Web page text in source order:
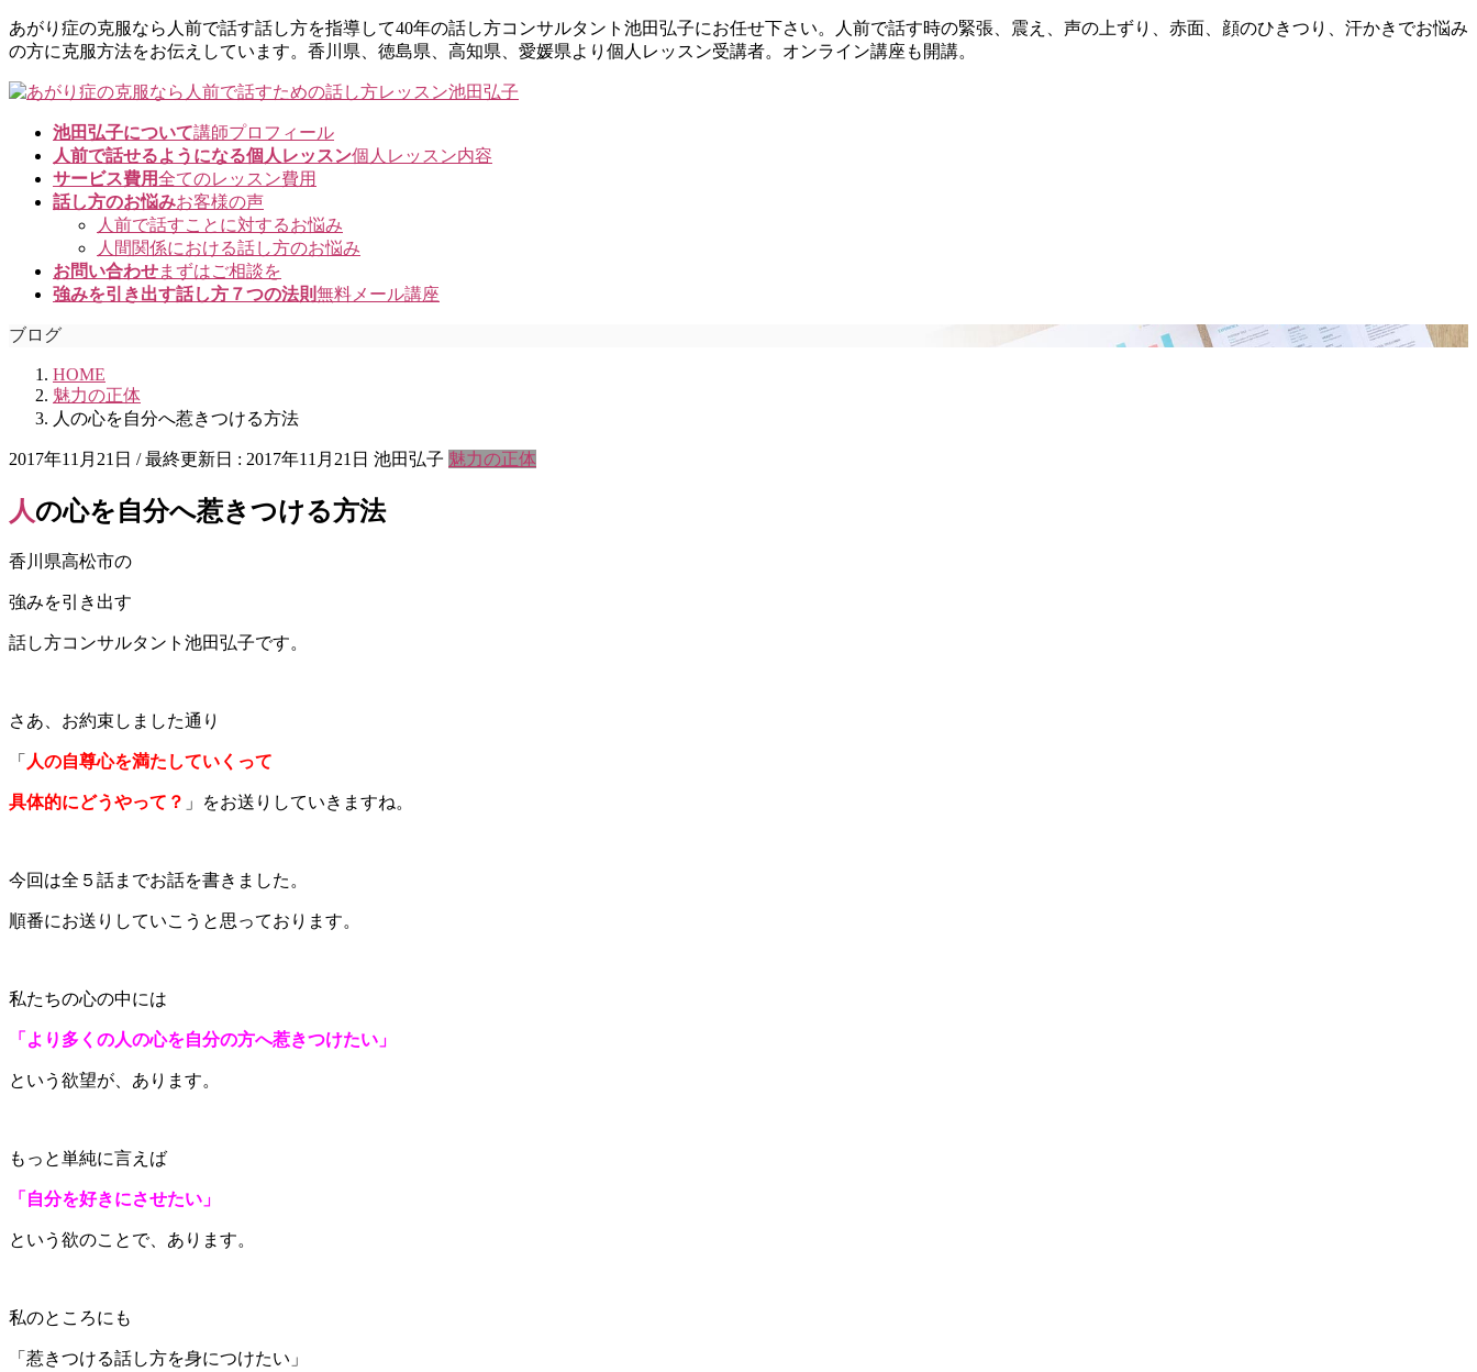
コ
ン
ン
ナ
ビ
ー
あがり症の克服なら人前で話す話し方を指導して40年の話し方コンサルタント池田弘子にお任せ下さい。人前で話す時の緊張、震え、声の上ずり、赤面、顔のひきつり、汗かきでお悩み
の方に克服方法をお伝えしています。香川県、徳島県、高知県、愛媛県より個人レッスン受講者。オンライン講座も開講。
池田弘子について講師プロフィール
人前で話せるようになる個人レッスン個人レッスン内容
サービス費用全てのレッスン費用
話し方のお悩みお客様の声
人前で話すことに対するお悩み
人間関係における話し方のお悩み
お問い合わせまずはご相談を
強みを引き出す話し方７つの法則無料メール講座
ブログ
HOME
魅力の正体
人の心を自分へ惹きつける方法
2017年11月21日 / 最終更新日 : 2017年11月21日 池田弘子 魅力の正体
人の心を自分へ惹きつける方法
香川県高松市の
強みを引き出す
話し方コンサルタント池田弘子です。
さあ、お約束しました通り
「 人の自尊心を満たしていくって
具体的にどうやって？ 」をお送りしていきますね。
今回は全５話までお話を書きました。
順番にお送りしていこうと思っております。
私たちの心の中には
「より多くの人の心を自分の方へ惹きつけたい」
という欲望が、あります。
もっと単純に言えば
「自分を好きにさせたい」
という欲のことで、あります。
私のところにも
「惹きつける話し方を身につけたい」